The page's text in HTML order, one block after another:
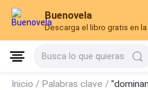
Buenovela
Descarga el libro gratis en la
Busca lo que quieras
Inicio / Palabras clave /